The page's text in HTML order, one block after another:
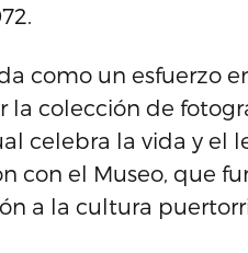
como un esfuerzo
la colección de
celebra la vida y el
con el Museo, que
a la cultura